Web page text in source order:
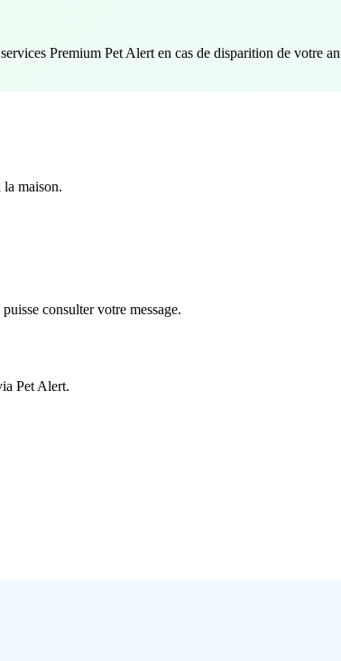
Premium Pet Alert en cas de disparition de votre
maison.
consulter votre message.
Pet Alert.